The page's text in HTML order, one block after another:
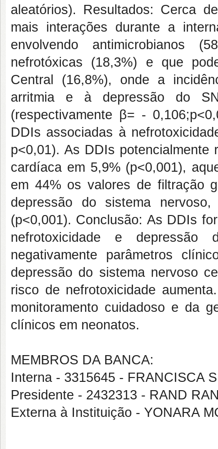
aleatórios). Resultados: Cerca
mais interações durante a
envolvendo antimicrobianos
nefrotóxicas (18,3%) e que
Central (16,8%), onde a
arritmia e à depressão do
(respectivamente β= -
DDIs associadas à
p<0,01). As DDIs potencialmente
cardíaca em 5,9% (p<0,001),
em 44% os valores de filtração
depressão do sistema
(p<0,001). Conclusão: As DDIs
nefrotoxicidade e depressão
negativamente parâmetros
depressão do sistema nervoso
risco de nefrotoxicidade
monitoramento cuidadoso e da
clínicos em neonatos.
MEMBROS DA BANCA:
Interna - 3315645 - FRANCISCA
Presidente - 2432313 - RAND
Externa à Instituição - YONARA